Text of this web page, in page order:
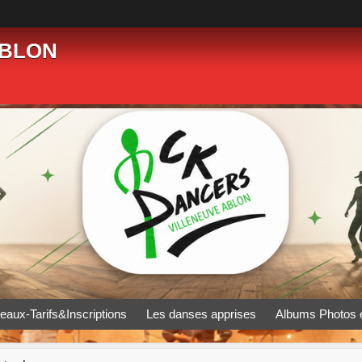
Tarifs&Inscriptions Les danses apprises Albums Photos